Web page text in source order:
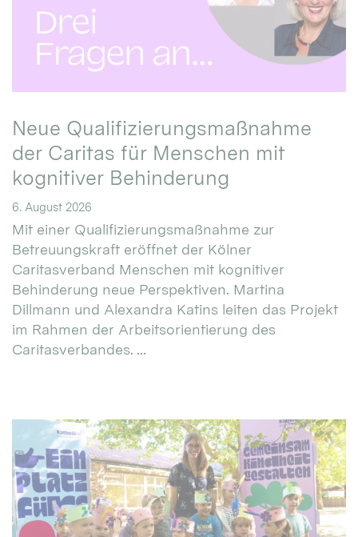
Neue Qualifizierungsmaßnahme
der Caritas für Menschen mit
kognitiver Behinderung
6. August 2026
Mit einer Qualifizierungsmaßnahme zur
Betreuungskraft eröffnet der Kölner
Caritasverband Menschen mit kognitiver
Behinderung neue Perspektiven. Martina
Dillmann und Alexandra Katins leiten das Projekt
im Rahmen der Arbeitsorientierung des
Caritasverbandes. ...